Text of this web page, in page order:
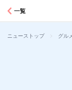
一覧
ニューストップ > グル